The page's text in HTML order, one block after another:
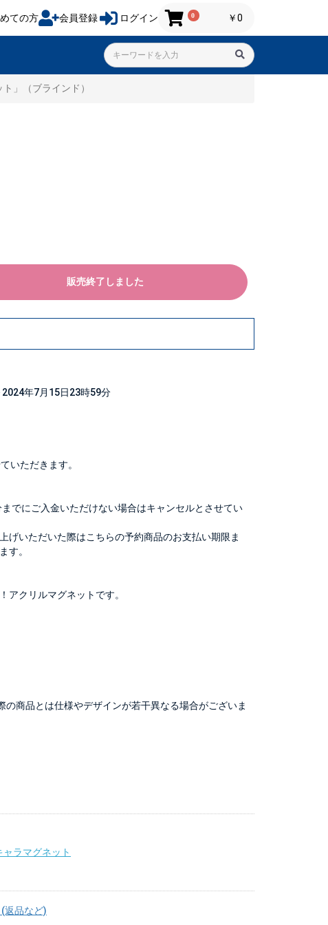
ての方 会員登録 ログイン 0 ￥0
」（ブラインド）
販売終了しました
年7月15日23時59分
いただきます。
でにご入金いただけない場合はキャンセルとさせてい
げいただいた際はこちらの予約商品のお支払い期限ま
す。
アクリルマグネットです。
の商品とは仕様やデザインが若干異なる場合がございま
ャラマグネット
返品など)